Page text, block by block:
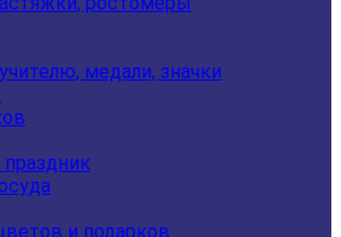
медали, значки
и подарков